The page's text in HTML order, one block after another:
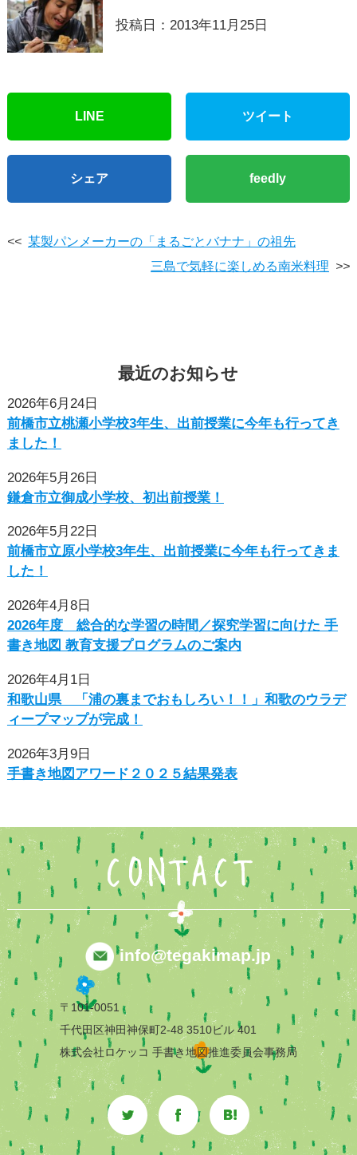
投稿日：2013年11月25日
LINE ツイート
シェア feedly
<< 某製パンメーカーの「まるごとバナナ」の祖先
三島で気軽に楽しめる南米料理 >>
最近のお知らせ
2026年6月24日
前橋市立桃瀬小学校3年生、出前授業に今年も行ってき
ました！
2026年5月26日
鎌倉市立御成小学校、初出前授業！
2026年5月22日
前橋市立原小学校3年生、出前授業に今年も行ってきま
した！
2026年4月8日
2026年度 総合的な学習の時間／探究学習に向けた ⼿
書き地図 教育⽀援プログラムのご案内
2026年4月1日
和歌山県 「浦の裏までおもしろい！！」和歌のウラデ
ィープマップが完成！
2026年3月9日
手書き地図アワード２０２５結果発表
CONTACT
info@tegakimap.jp
〒101-0051
千代田区神田神保町2-48 3510ビル 401
株式会社ロケッコ 手書き地図推進委員会事務局